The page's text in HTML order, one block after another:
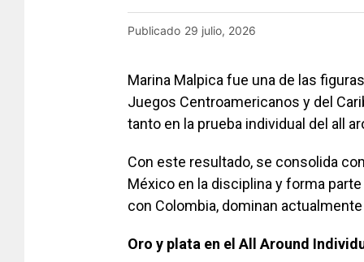
Publicado 29 julio, 2026
Marina Malpica fue una de las
Juegos Centroamericanos y del
tanto en la prueba individual del all
Con este resultado, se consolida
México en la disciplina y forma
con Colombia, dominan
Oro y plata en el All Around